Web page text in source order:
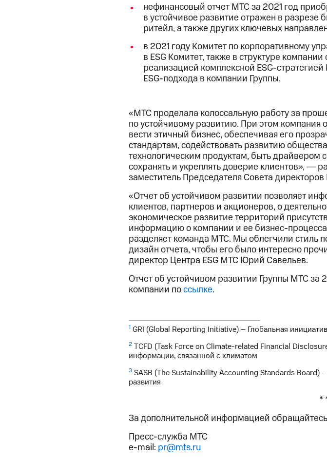
нефинансовый отчет МТС за 2021 год
в устойчивое развитие отражен в разрезе
ритейл, а также других ключевых
в 2021 году Комитет по корпоративному
в ESG Комитет, также в структуре
реализацией комплексной ESG-
ESG-подхода в компании Группы.
«МТС проделала колоссальную работу за
по устойчивому развитию. При этом компания
вести этичный бизнес, обеспечивая его
стандартам, содействовать развитию
технологическим продуктам, быть драйвером
сохранять и укреплять доверие клиентов», ―
заместитель Председателя Совета
«Отчет об устойчивом развитии позволяет
клиентов, партнеров и акционеров, о
экономическое развитие территорий
информацию о компании и ее бизнес-
разделяет команда МТС. Мы облегчили стиль
дизайн отчета, чтобы его было интересно
директор Центра ESG МТС Юрий Савельев.
Отчет об устойчивом развитии Группы МТС за
компании поссылке.
1 GRI (Global Reporting Initiative) – Глобальная
2 TCFD (Task Force on Climate-related Financial
информации, связанной с климатом
3 SASB (The Sustainability Accounting Standards Board)
развития
*
За дополнительной информацией
Пресс-служба МТС
e-mail: pr@mts.ru